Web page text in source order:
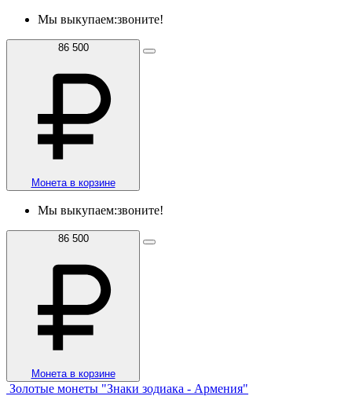
Мы выкупаем:звоните!
86 500
Монета в корзине
Мы выкупаем:звоните!
86 500
Монета в корзине
Золотые монеты "Знаки зодиака - Армения"